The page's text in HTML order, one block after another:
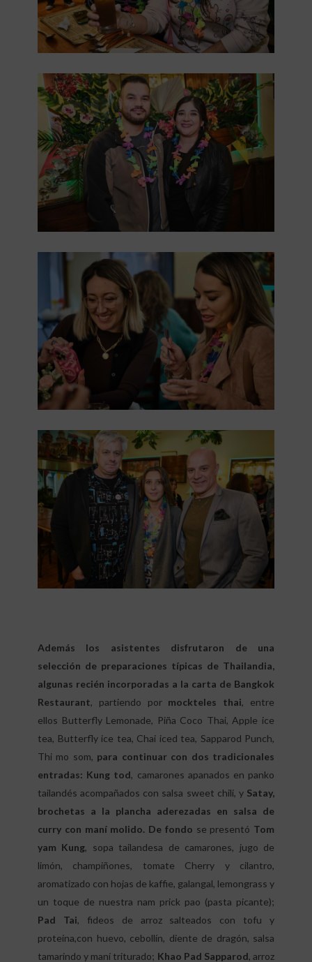
Además los asistentes disfrutaron de una
selección de preparaciones típicas de Thailandia,
algunas recién incorporadas a la carta de Bangkok
Restaurant, partiendo por mockteles thai, entre
ellos Butterfly Lemonade, Piña Coco Thai, Apple ice
tea, Butterfly ice tea, Chai iced tea, Sapparod Punch,
Thi mo som, para continuar con dos tradicionales
entradas: Kung tod, camarones apanados en panko
tailandés acompañados con salsa sweet chili, ySatay,
brochetas a la plancha aderezadas en salsa de
curry con maní molido. De fondo se presentó Tom
yam Kung, sopa tailandesa de camarones, jugo de
limón, champiñones, tomate Cherry y cilantro,
aromatizado con hojas de kaffie, galangal, lemongrass y
un toque de nuestra nam prick pao (pasta picante);
Pad Tai, fideos de arroz salteados con tofu y
proteína,con huevo, cebollín, diente de dragón, salsa
tamarindo y maní triturado; Khao Pad Sapparod, arroz